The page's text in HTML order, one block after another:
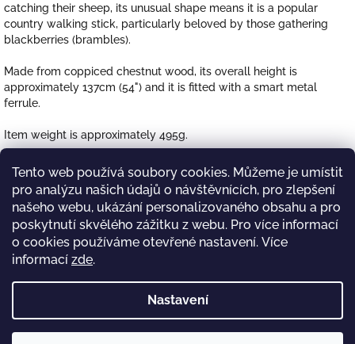
Tento web používá soubory cookies. Můžeme je umístit
pro analýzu našich údajů o návštěvnících, pro zlepšení
našeho webu, ukázání personalizovaného obsahu a pro
poskytnutí skvělého zážitku z webu. Pro více informací
o cookies používáme otevřené nastavení. Více
informací zde.
Nastavení
catching their sheep, its unusual shape means it is a popular
country walking stick, particularly beloved by those gathering
blackberries (brambles).
Made from coppiced chestnut wood, its overall height is
approximately 137cm (54") and it is fitted with a smart metal
ferrule.
Item weight is approximately 495g.
CAUTION: shepherd's crooks must not be left or stored in damp
conditions because the damp will make the steamed crook spring
open.
https://www.tena-eshop.cz/ Decorelegant.cz
Vycházkové hůlky